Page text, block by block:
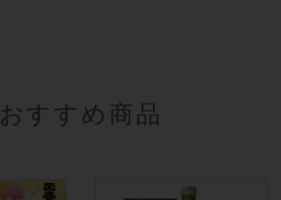
おすすめ商品